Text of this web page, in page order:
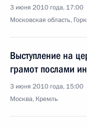
3 июня 2010 года, 17:00
Московская область,
Выступление на
грамот послами
3 июня 2010 года, 15:00
Москва, Кремль